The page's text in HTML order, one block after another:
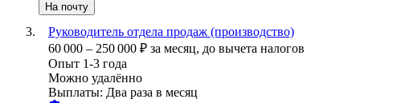
На почту
Руководитель отдела продаж (производство)
60 000 – 250 000 ₽ за месяц, до вычета налогов
Опыт 1-3 года
Можно удалённо
Выплаты: Два раза в месяц